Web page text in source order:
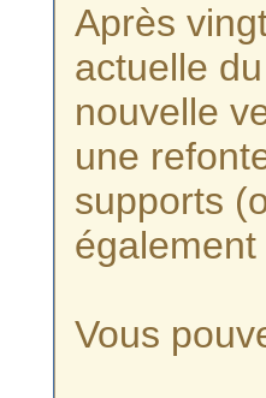
Après
actuelle
nouvelle
une
supports
Vous